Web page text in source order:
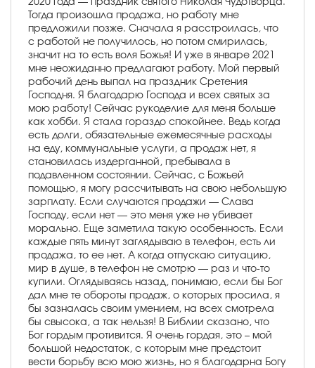
2020 года — праздник святого Николая Чудотворца.
Тогда произошла продажа, но работу мне
предложили позже. Сначала я расстроилась, что
с работой не получилось, но потом смирилась,
значит на то есть воля Божья! И уже в январе 2021
мне неожиданно предлагают работу. Мой первый
рабочий день выпал на праздник Сретения
Господня. Я благодарю Господа и всех святых за
мою работу! Сейчас рукоделие для меня больше
как хобби. Я стала гораздо спокойнее. Ведь когда
есть долги, обязательные ежемесячные расходы
на еду, коммунальные услуги, а продаж нет, я
становилась издерганной, пребывала в
подавленном состоянии. Сейчас, с Божьей
помощью, я могу рассчитывать на свою небольшую
зарплату. Если случаются продажи — Слава
Господу, если нет — это меня уже не убивает
морально. Еще заметила такую особенность. Если
каждые пять минут заглядываю в телефон, есть ли
продажа, то ее нет. А когда отпускаю ситуацию,
мир в душе, в телефон не смотрю — раз и что-то
купили. Оглядываясь назад, понимаю, если бы Бог
дал мне те обороты продаж, о которых просила, я
бы зазналась своим умением, на всех смотрела
бы свысока, а так нельзя! В Библии сказано, что
Бог гордым противится. Я очень гордая, это – мой
большой недостаток, с которым мне предстоит
вести борьбу всю мою жизнь, но я благодарна Богу